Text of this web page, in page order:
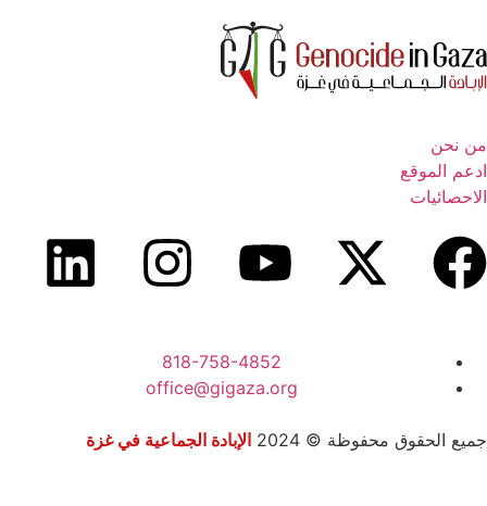
من نحن
ادعم الموقع
الاحصائيات
818-758-4852
office@gigaza.org
جميع الحقوق محفوظة © 2024 الإبادة الجماعية في غزة